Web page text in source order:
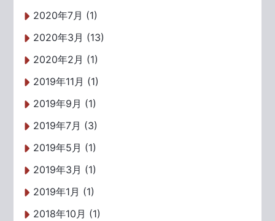
2020年7月 (1)
2020年3月 (13)
2020年2月 (1)
2019年11月 (1)
2019年9月 (1)
2019年7月 (3)
2019年5月 (1)
2019年3月 (1)
2019年1月 (1)
2018年10月 (1)